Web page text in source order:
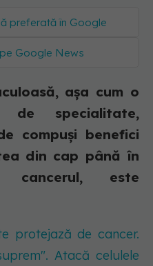
preferată în Google
Google News
așa cum o
de specialitate,
compuși benefici
din cap până în
cancerul, este
protejază de cancer.
Atacă celulele